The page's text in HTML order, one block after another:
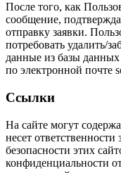
После того, как
сообщение,
отправку заявки.
потребовать удалить/
данные из базы данных
по электронной почте
Ссылки
На сайте могут
несет
безопасности этих
конфиденциальности